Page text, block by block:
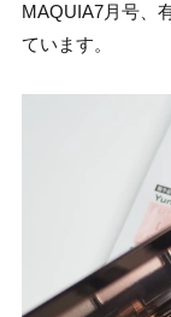
MAQUIA7月号、
ています。